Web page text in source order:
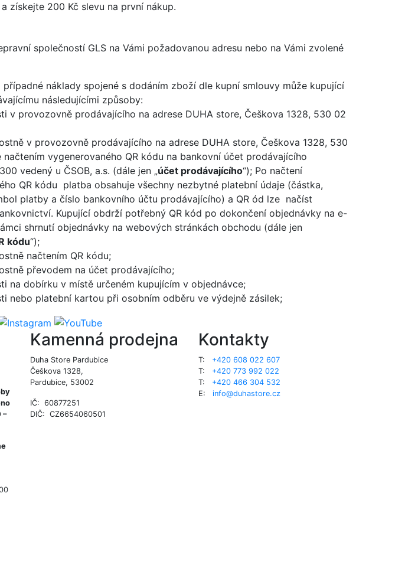
získejte 200 Kč slevu na první nákup.
společností GLS na Vámi požadovanou adresu nebo na Vámi zvolené
případné náklady spojené s dodáním zboží dle kupní smlouvy může kupující
následujícími způsoby:
provozovně prodávajícího na adrese DUHA store, Češkova 1328, 530 02
v provozovně prodávajícího na adrese DUHA store, Češkova 1328, 530
načtením vygenerovaného QR kódu na bankovní účet prodávajícího
vedený u ČSOB, a.s. (dále jen „účet prodávajícího“); Po načtení
QR kódu platba obsahuje všechny nezbytné platební údaje (částka,
platby a číslo bankovního účtu prodávajícího) a QR ód lze načíst
Kupující obdrží potřebný QR kód po dokončení objednávky na e-
shrnutí objednávky na webových stránkách obchodu (dále jen
kódu“);
načtením QR kódu;
převodem na účet prodávajícího;
dobírku v místě určeném kupujícím v objednávce;
platební kartou při osobním odběru ve výdejně zásilek;
–
Kamenná prodejna
Duha Store Pardubice
Češkova 1328,
Pardubice, 53002
IČ: 60877251
DIČ: CZ6654060501
Kontakty
T: +420 608 022 607
T: +420 773 992 022
T: +420 466 304 532
E: info@duhastore.cz